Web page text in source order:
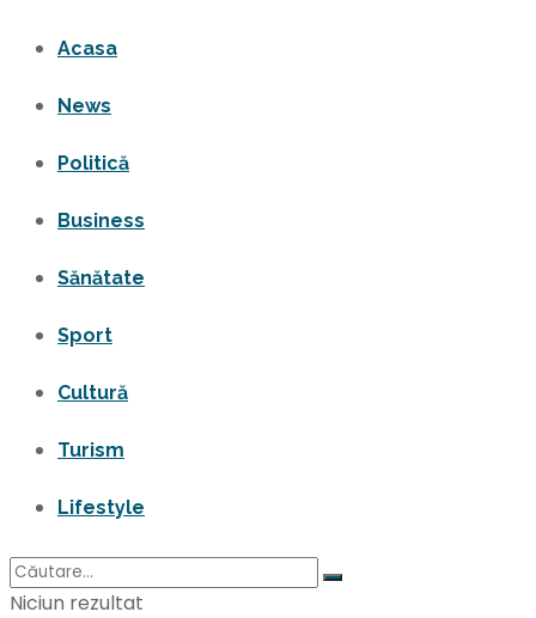
Acasa
News
Politică
Business
Sănătate
Sport
Cultură
Turism
Lifestyle
Niciun rezultat